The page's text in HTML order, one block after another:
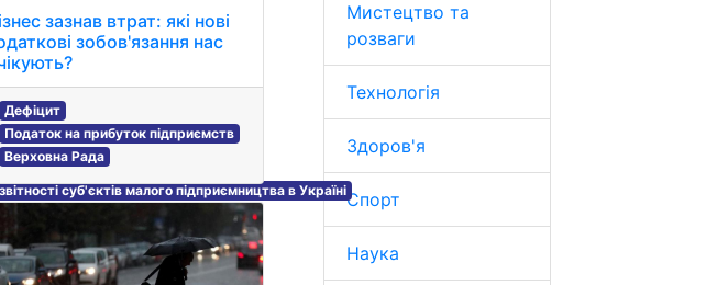
Мистецтво та
розваги
Технологія
Здоров'я
Спорт
Наука
суб'єктів малого підприємництва в Україні
зазнав втрат: які нові
зобов'язання нас
Дефіцит
Податок на прибуток підприємств
Верховна Рада